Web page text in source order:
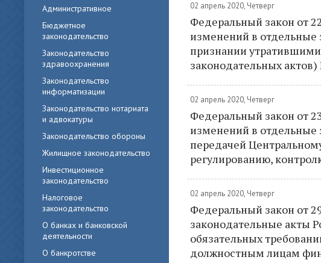
Административное
Бюджетное
законодательство
Законодательство
здравоохранения
Законодательство
информатизации
Законодательство нотариата
и адвокатуры
Законодательство обороны
Жилищное законодательство
Инвестиционное
законодательство
Налоговое
законодательство
О банках и банковской
деятельности
О банкротстве
02 апрель 2020, Четверг
Федеральный закон от
изменений в отдельные
признании
законодательных
02 апрель 2020, Четверг
Федеральный закон от
изменений в отдельные
передачей
регулированию,
02 апрель 2020, Четверг
Федеральный закон от
законодательные акты
обязательных
должностным лицам